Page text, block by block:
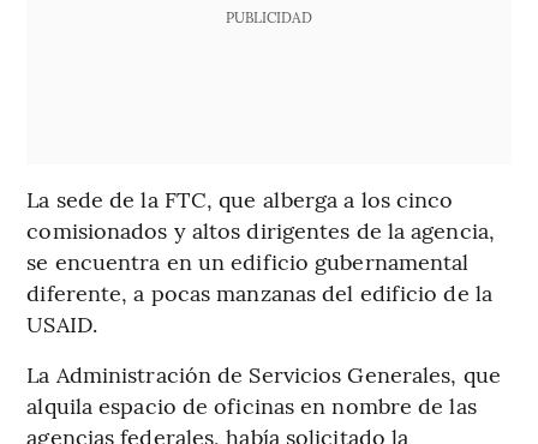
PUBLICIDAD
La sede de la FTC, que alberga a los cinco
comisionados y altos dirigentes de la agencia,
se encuentra en un edificio gubernamental
diferente, a pocas manzanas del edificio de la
USAID.
La Administración de Servicios Generales, que
alquila espacio de oficinas en nombre de las
agencias federales, había solicitado la